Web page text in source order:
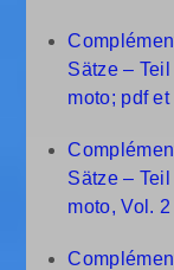
Sätze –
moto; pdf et
Sätze –
moto, Vol.